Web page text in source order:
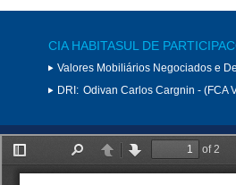
CIA HABITASUL DE
Valores Mobiliários Negociados e
DRI: Odivan Carlos Cargnin - (FCA